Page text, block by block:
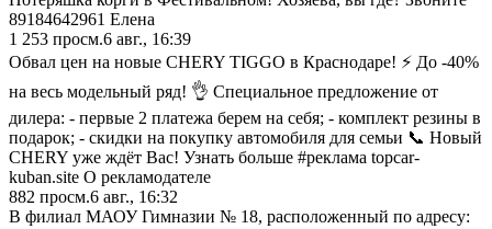
89184642961 Елена
1 253 просм.6 авг., 16:39
Обвал цен на новые CHERY TIGGO в Краснодаре! ⚡ До -40%
на весь модельный ряд! 👌 Специальное предложение от
дилера: - первые 2 платежа берем на себя; - комплект резины в
подарок; - скидки на покупку автомобиля для семьи 📞 Новый
CHERY уже ждёт Вас! Узнать больше #реклама topcar-
kuban.site О рекламодателе
882 просм.6 авг., 16:32
В филиал МАОУ Гимназии № 18, расположенный по адресу: